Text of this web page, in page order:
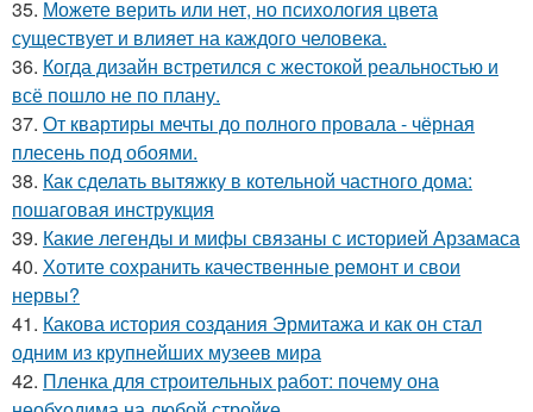
35. Можете верить или нет, но психология цвета
существует и влияет на каждого человека.
36. Когда дизайн встретился с жестокой реальностью и
всё пошло не по плану.
37. От квартиры мечты до полного провала - чёрная
плесень под обоями.
38. Как сделать вытяжку в котельной частного дома:
пошаговая инструкция
39. Какие легенды и мифы связаны с историей Арзамаса
40. Хотите сохранить качественные ремонт и свои
нервы?
41. Какова история создания Эрмитажа и как он стал
одним из крупнейших музеев мира
42. Пленка для строительных работ: почему она